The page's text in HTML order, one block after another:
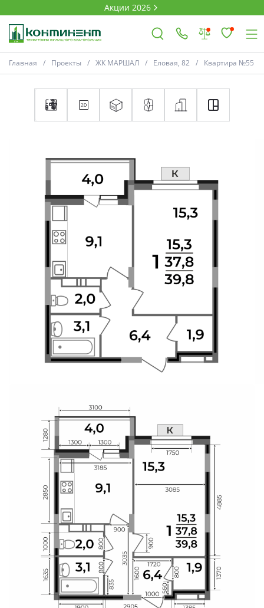
Акции 2026
Ковров
Проекты
Выбор недвижимости
Свои Люди
Офис продаж
О компании
Главная Проекты ЖК МАРШАЛ Еловая, 82 Квартира №55